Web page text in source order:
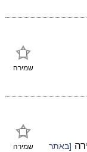
שמירה
שמירה
[באתר